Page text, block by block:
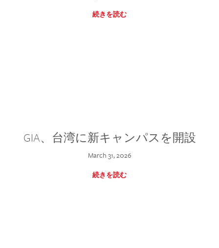
続きを読む
GIA、台湾に新キャンパスを開設
March 31, 2026
続きを読む